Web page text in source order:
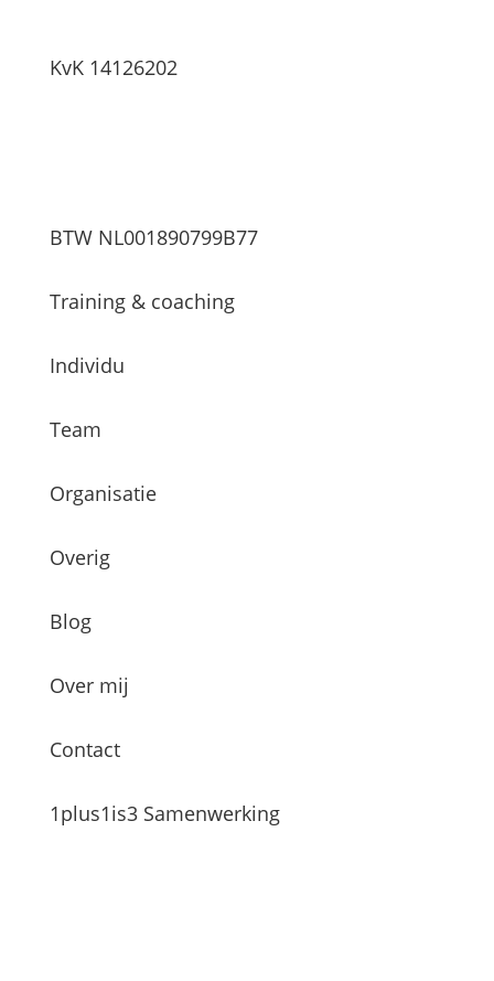
KvK 14126202
BTW NL001890799B77
Training & coaching
Individu
Team
Organisatie
Overig
Blog
Over mij
Contact
1plus1is3 Samenwerking